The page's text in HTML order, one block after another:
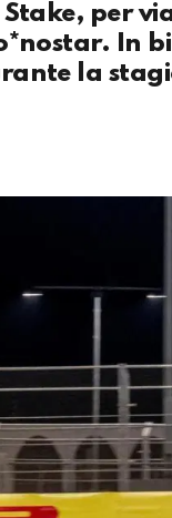
per
In
la